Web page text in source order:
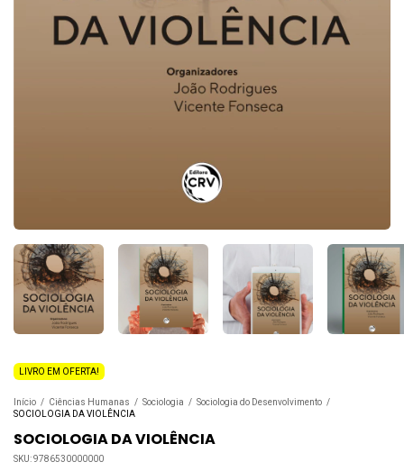
LIVRO EM OFERTA!
Início / Ciências Humanas / Sociologia / Sociologia do Desenvolvimento /
SOCIOLOGIA DA VIOLÊNCIA
SOCIOLOGIA DA VIOLÊNCIA
SKU:9786530000000